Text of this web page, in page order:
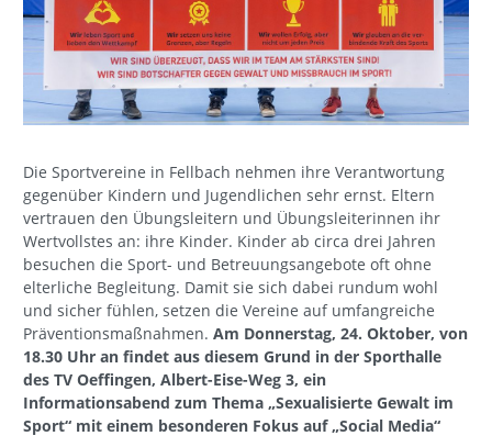
Die Sportvereine in Fellbach nehmen ihre Verantwortung
gegenüber Kindern und Jugendlichen sehr ernst. Eltern
vertrauen den Übungsleitern und Übungsleiterinnen ihr
Wertvollstes an: ihre Kinder. Kinder ab circa drei Jahren
besuchen die Sport- und Betreuungsangebote oft ohne
elterliche Begleitung. Damit sie sich dabei rundum wohl
und sicher fühlen, setzen die Vereine auf umfangreiche
Präventionsmaßnahmen. Am Donnerstag, 24. Oktober, von
18.30 Uhr an findet aus diesem Grund in der Sporthalle
des TV Oeffingen, Albert-Eise-Weg 3, ein
Informationsabend zum Thema „Sexualisierte Gewalt im
Sport“ mit einem besonderen Fokus auf „Social Media“